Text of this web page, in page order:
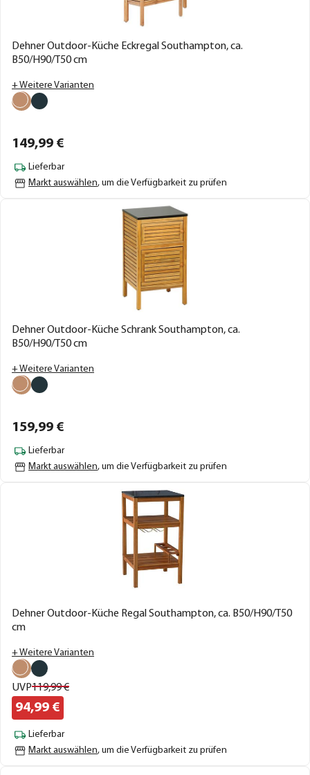
Dehner Outdoor-Küche Eckregal Southampton, ca.
B50/H90/T50 cm
+ Weitere Varianten
149,99 €
Lieferbar
Markt auswählen, um die Verfügbarkeit zu prüfen
Dehner Outdoor-Küche Schrank Southampton, ca.
B50/H90/T50 cm
+ Weitere Varianten
159,99 €
Lieferbar
Markt auswählen, um die Verfügbarkeit zu prüfen
Dehner Outdoor-Küche Regal Southampton, ca. B50/H90/T50
cm
+ Weitere Varianten
UVP119,99€
94,99 €
Lieferbar
Markt auswählen, um die Verfügbarkeit zu prüfen